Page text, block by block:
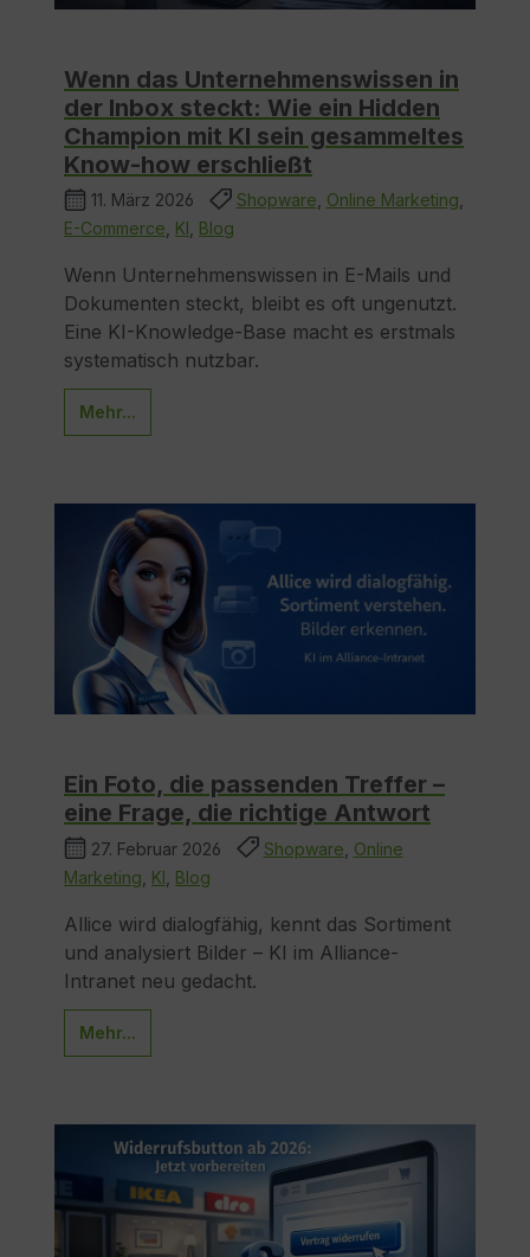
Wenn das Unternehmenswissen in
der Inbox steckt: Wie ein Hidden
Champion mit KI sein gesammeltes
Know-how erschließt
11. März 2026 Shopware Online Marketing
E-Commerce KI Blog
Wenn Unternehmenswissen in E-Mails und
Dokumenten steckt, bleibt es oft ungenutzt.
Eine KI-Knowledge-Base macht es erstmals
systematisch nutzbar.
Mehr...
Ein Foto, die passenden Treffer –
eine Frage, die richtige Antwort
27. Februar 2026 Shopware Online
Marketing KI Blog
Allice wird dialogfähig, kennt das Sortiment
und analysiert Bilder – KI im Alliance-
Intranet neu gedacht.
Mehr...